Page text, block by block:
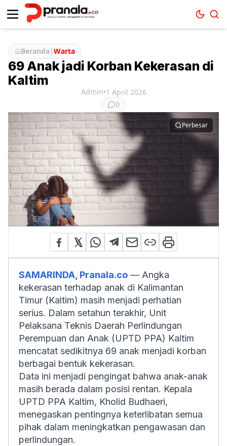
Beranda|Warta
69 Anak jadi Korban Kekerasan di
Kaltim
Admin•1 April 2026
0
Perbesar
SAMARINDA, Pranala.co — Angka
kekerasan terhadap anak di Kalimantan
Timur (Kaltim) masih menjadi perhatian
serius. Dalam setahun terakhir, Unit
Pelaksana Teknis Daerah Perlindungan
Perempuan dan Anak (UPTD PPA) Kaltim
mencatat sedikitnya 69 anak menjadi korban
berbagai bentuk kekerasan.
Data ini menjadi pengingat bahwa anak-anak
masih berada dalam posisi rentan. Kepala
UPTD PPA Kaltim, Kholid Budhaeri,
menegaskan pentingnya keterlibatan semua
pihak dalam meningkatkan pengawasan dan
perlindungan.